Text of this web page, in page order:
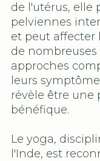
de l'utérus, elle
pelviennes
et peut affecter
de
approches
leurs
révèle être
bénéfique.
Le yoga,
l'Inde, est